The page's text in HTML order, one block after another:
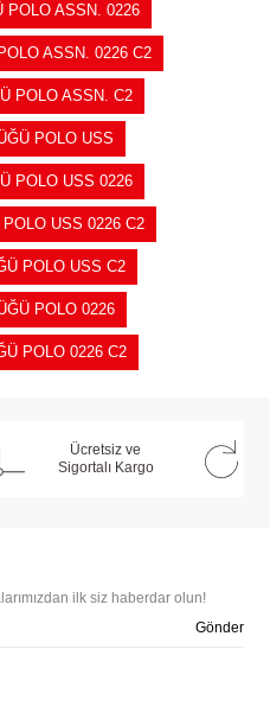
POLO ASSN. 0226
ASSN. 0226 C2
POLO ASSN. C2
POLO USS
POLO USS 0226
USS 0226 C2
POLO USS C2
POLO 0226
POLO 0226 C2
Ücretsiz ve
Sigortalı Kargo
ilk siz haberdar olun!
Gönder